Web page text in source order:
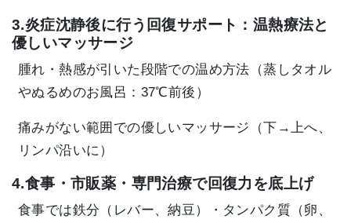
3.炎症沈静後に行う回復サポート：温熱療法と
優しいマッサージ
腫れ・熱感が引いた段階での温め方法（蒸しタオル
やぬるめのお風呂：37℃前後）
痛みがない範囲での優しいマッサージ（下→上へ、
リンパ沿いに）
4.食事・市販薬・専門治療で回復力を底上げ
食事では鉄分（レバー、納豆）・タンパク質（卵、